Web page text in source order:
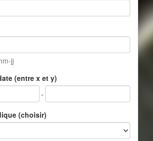
jj
(entre x et y)
-
(choisir)